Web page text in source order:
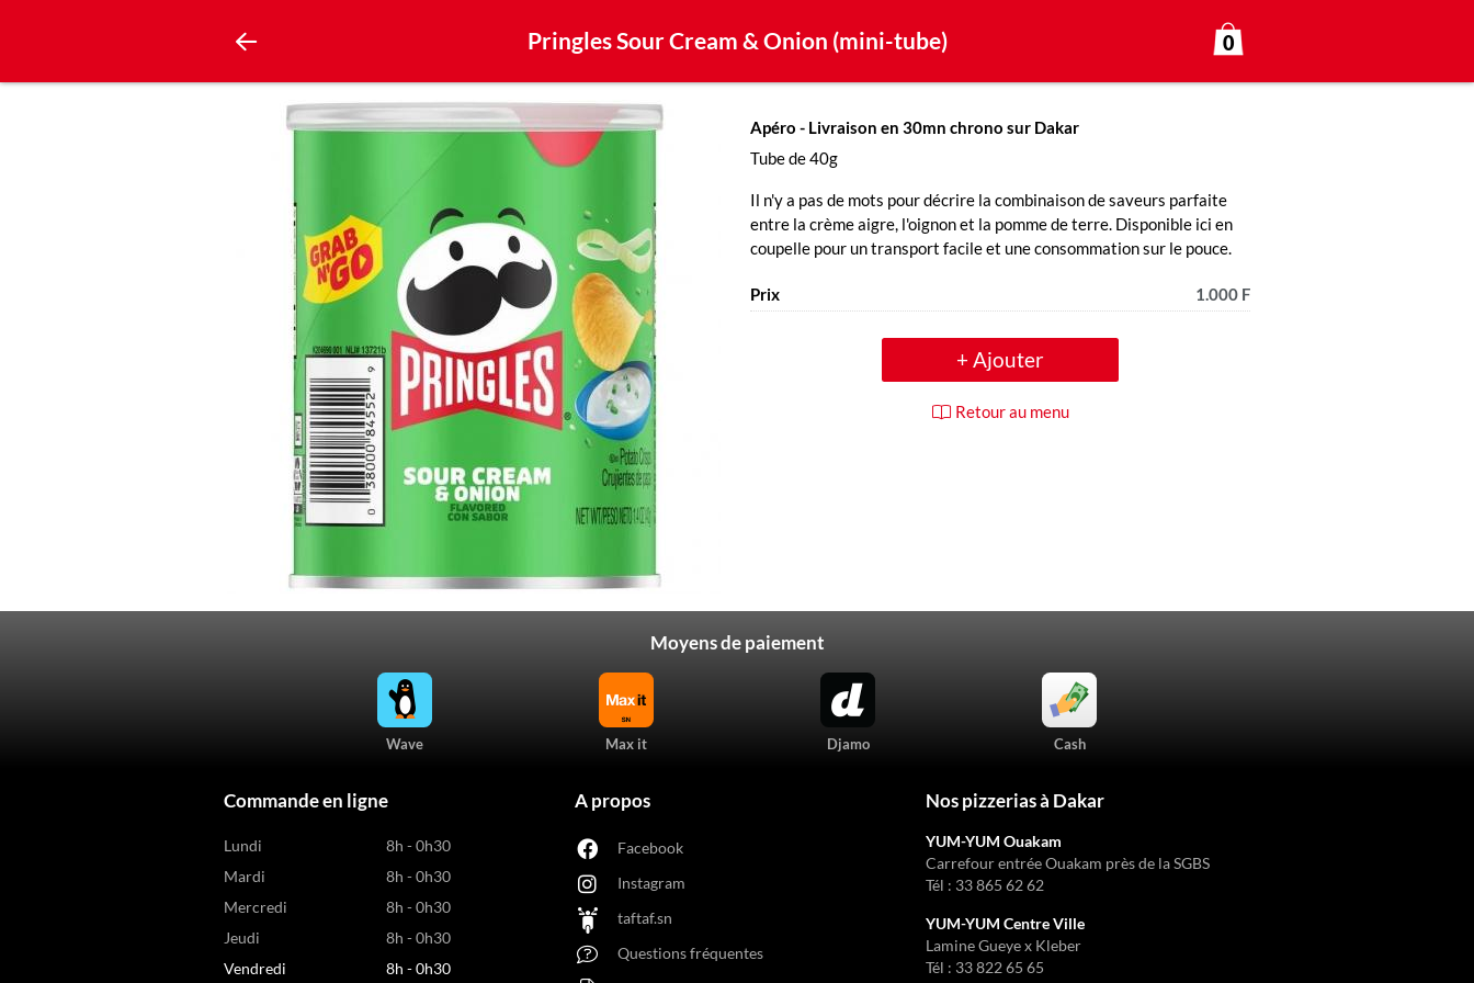
Pringles Sour Cream & Onion (mini-tube) 0
Apéro - Livraison en 30mn chrono sur Dakar
Tube de 40g
Il n'y a pas de mots pour décrire la combinaison de saveurs parfaite
entre la crème aigre, l'oignon et la pomme de terre. Disponible ici en
coupelle pour un transport facile et une consommation sur le pouce.
Prix 1.000 F
+ Ajouter
Retour au menu
Moyens de paiement
Wave Max it Djamo Cash
Commande en ligne
Lundi
8h - 0h30
Mardi
8h - 0h30
Mercredi
8h - 0h30
Jeudi
8h - 0h30
Vendredi
8h - 0h30
A propos
Facebook
Instagram
taftaf.sn
Questions fréquentes
Nos pizzerias à Dakar
YUM-YUM Ouakam
Carrefour entrée Ouakam près de la SGBS
Tél : 33 865 62 62
YUM-YUM Centre Ville
Lamine Gueye x Kleber
Tél : 33 822 65 65